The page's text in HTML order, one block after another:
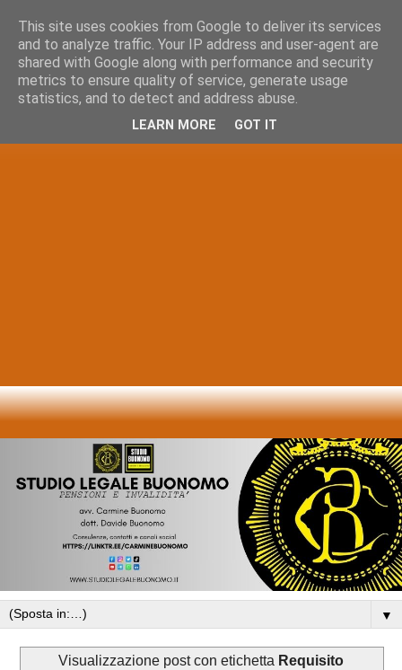
▼
Visualizzazione post con etichetta Requisito
This site uses cookies from Google to deliver its services
and to analyze traffic. Your IP address and user-agent are
shared with Google along with performance and security
metrics to ensure quality of service, generate usage
statistics, and to detect and address abuse.
LEARN MORE GOT IT